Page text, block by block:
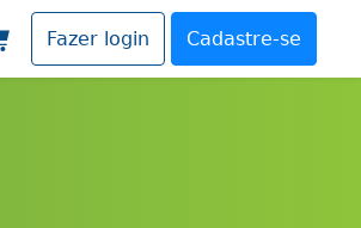
Carrinho de compras
Fazer login Cadastre-se